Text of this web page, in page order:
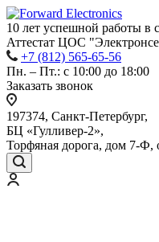
10 лет успешной работы в
Аттестат ЦОС
+7 (812) 565-65-56
Пн. – Пт.: с 10:00 до 18:00
Заказать звонок
197374, Санкт-Петербург,
БЦ «Гулливер-2»,
Торфяная дорога, дом 7-